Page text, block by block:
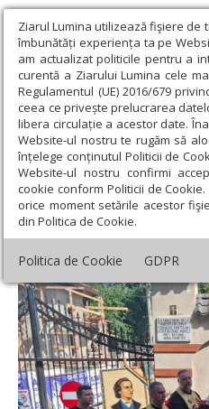
Ziarul Lumina utilizează fişiere de
îmbunătăți experiența ta pe
am actualizat politicile pentru a
curentă a Ziarului Lumina cele
Regulamentul (UE) 2016/679
ceea ce privește prelucrarea
libera circulație a acestor date.
Website-ul nostru te rugăm să
înțelege conținutul Politicii de
Website-ul nostru confirmi
cookie conform Politicii de
orice moment setările acestor
din Politica de Cookie.
Politica de Cookie GDPR
Ziarul Lumina › Actualitate
unei plăci memoriale în cinstea
Binecuvântarea unei
cinstea poetului